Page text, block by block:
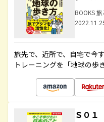
BOOKS
旅先で、近所で、自宅で今
トレーニングを「地球の歩
Ｓ０１